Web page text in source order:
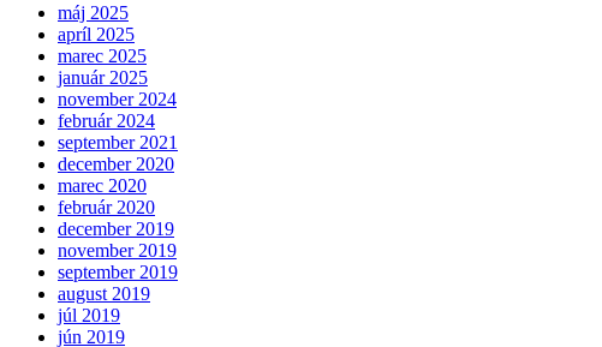
máj 2025
apríl 2025
marec 2025
január 2025
november 2024
február 2024
september 2021
december 2020
marec 2020
február 2020
december 2019
november 2019
september 2019
august 2019
júl 2019
jún 2019